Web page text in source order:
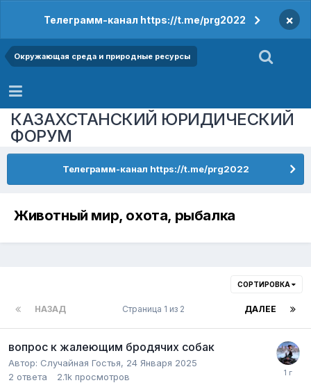
Телеграмм-канал https://t.me/prg2022 ×
Окружающая среда и природные ресурсы
КАЗАХСТАНСКИЙ ЮРИДИЧЕСКИЙ
ФОРУМ
Телеграмм-канал https://t.me/prg2022
Животный мир, охота, рыбалка
СОРТИРОВКА
НАЗАД ДАЛЕЕ
Страница 1 из 2
вопрос к жалеющим бродячих собак
Автор: Случайная Гостья, 24 Января 2025
2 ответа 2.1k просмотров